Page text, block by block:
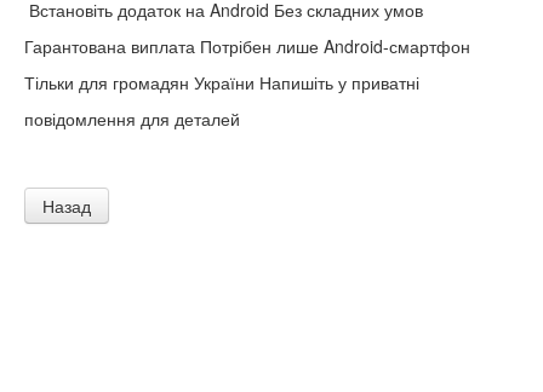
Встановіть додаток на Android Без складних умов
Гарантована виплата Потрібен лише Android-смартфон
Тільки для громадян України Напишіть у приватні
повідомлення для деталей
Назад